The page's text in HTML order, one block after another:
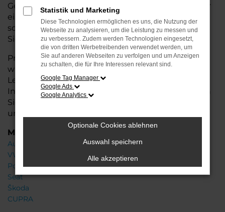
Gebrauchtwagen geht. Wir bieten Ihnen nicht nur
eine große Auswahl an geprüften Fahrzeugen,
sondern auch eine fachkundige Beratung, damit
Sie das für Sie passende Modell finden.
Profitieren Sie von unseren zusätzlichenServices
wie attraktiven Finanzierungsmöglichkeiten,
Leasingangeboten und der bequemen
Inzahlungnahme Ihres alten Fahrzeugs. Besuchen
Sie uns und überzeugen Sie sich von der Qualität
und dem Service, den wir Ihnen bieten!
Marken
Audi
VW
Porsche
Seat
Škoda
CUPRA
Statistik und Marketing
Diese Technologien ermöglichen es uns, die Nutzung der
Webseite zu analysieren, um die Leistung zu messen und
zu verbessern. Zudem werden Technologien eingesetzt,
die von dritten Werbetreibenden verwendet werden, um
Sie auf anderen Webseiten zu verfolgen und um Anzeigen
zu schalten, die für Ihre Interessen relevant sind.
Google Tag Manager
Google Ads
Google Analytics
Optionale Cookies ablehnen
Auswahl speichern
Alle akzeptieren